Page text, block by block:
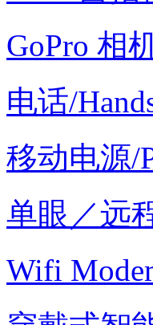
GoPro 相
电话/
移动电源/
单眼／远
Wifi